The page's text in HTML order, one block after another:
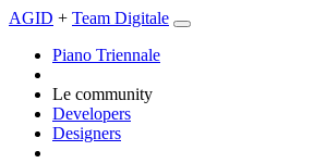
AGID + Team Digitale
Piano Triennale
Le community
Developers
Designers